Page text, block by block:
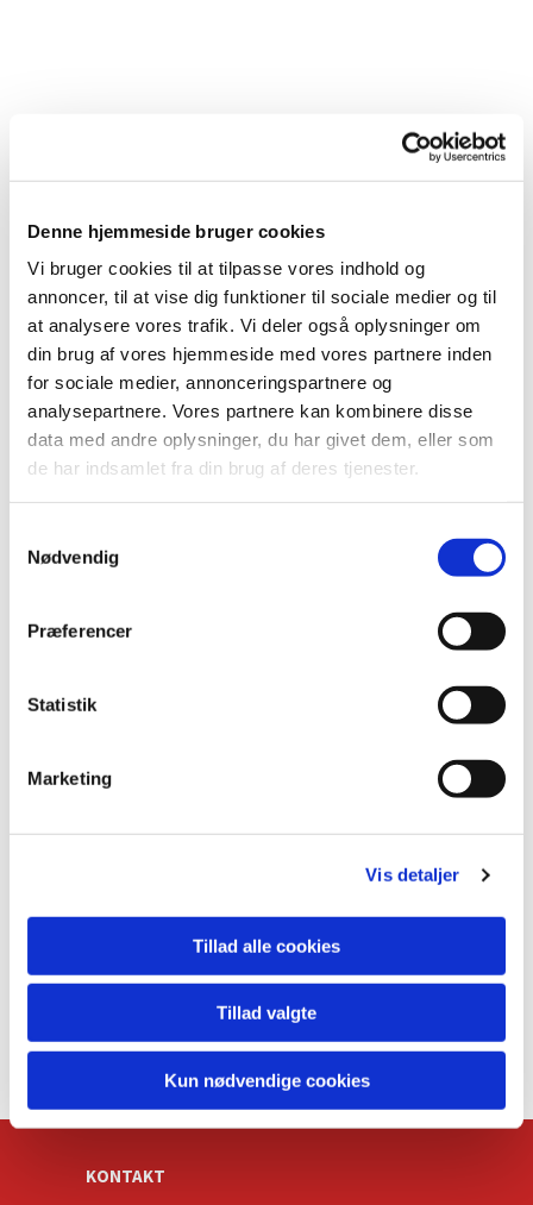
Denne hjemmeside bruger cookies
Vi bruger cookies til at tilpasse vores indhold og
annoncer, til at vise dig funktioner til sociale medier og til
at analysere vores trafik. Vi deler også oplysninger om
din brug af vores hjemmeside med vores partnere inden
for sociale medier, annonceringspartnere og
analysepartnere. Vores partnere kan kombinere disse
data med andre oplysninger, du har givet dem, eller som
de har indsamlet fra din brug af deres tjenester.
Nødvendig
Præferencer
Statistik
Marketing
Vis detaljer
Tillad alle cookies
Tillad valgte
Kun nødvendige cookies
Du vil måske også kunne lide...
KONTAKT